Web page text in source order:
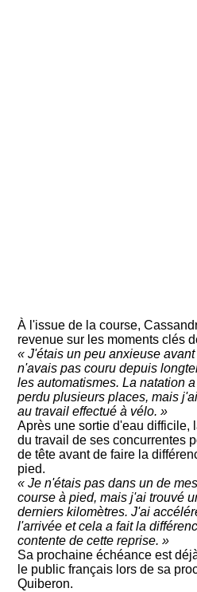
À l'issue de la course,
revenue sur les moments clés
« J'étais un peu anxieuse
n'avais pas couru depuis
les automatismes. La natation
perdu plusieurs places, mais
au travail effectué à vélo. »
Après une sortie d'eau difficile,
du travail de ses concurrentes
de tête avant de faire la
pied.
« Je n'étais pas dans un de
course à pied, mais j'ai trouvé
derniers kilomètres. J'ai
l'arrivée et cela a fait la
contente de cette reprise. »
Sa prochaine échéance est
le public français lors de sa
Quiberon.